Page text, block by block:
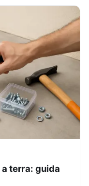
terra: guida